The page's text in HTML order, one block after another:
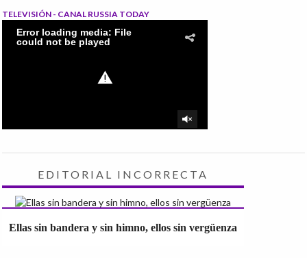
TELEVISIÓN - CANAL RUSSIA TODAY
EDITORIAL INCORRECTA
Ellas sin bandera y sin himno, ellos sin vergüenza